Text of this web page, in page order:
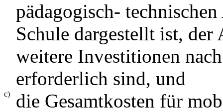
pädagogisch-
Schule dargestellt ist, der
weitere Investitionen
erforderlich sind, und
c)
die Gesamtkosten für